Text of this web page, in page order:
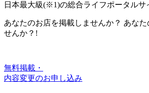
日本最大級(※1)の総合ライフポータルサ
あなたのお店を掲載しませんか？ あなた
せんか？!
無料掲載・
内容変更のお申し込み